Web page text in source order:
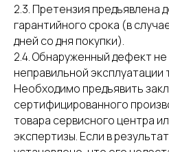
2.3. Претензия предъявлена
гарантийного срока (в
дней со дня покупки).
2.4. Обнаруженный дефект
неправильной эксплуатации
Необходимо предъявить
сертифицированного
товара сервисного центра
экспертизы. Если в